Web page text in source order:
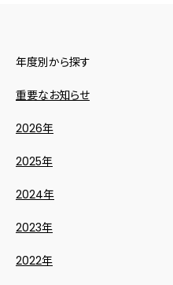
年度別から探す
重要なお知らせ
2026年
2025年
2024年
2023年
2022年